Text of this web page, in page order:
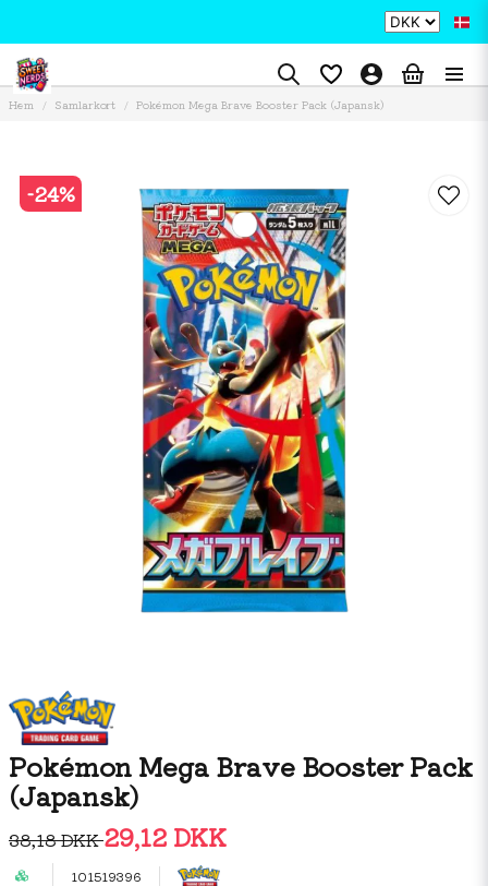
Hem Samlarkort Pokémon Mega Brave Booster Pack (Japansk)
-24%
Pokémon Mega Brave Booster Pack
(Japansk)
38,18 DKK29,12 DKK
101519396